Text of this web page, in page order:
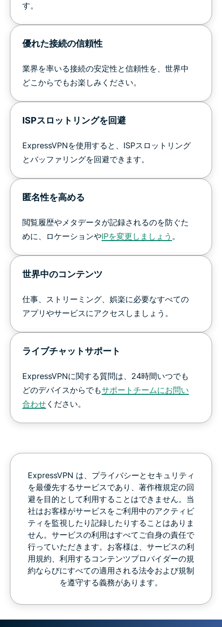
す。
優れた接続の信頼性
業界を率いる接続の安定性と信頼性を、世界中
どこからでもお楽しみください。
ISPスロットリングを回避
ExpressVPNを使用すると、ISPスロットリング
とバッファリングを回避できます。
匿名性を高める
閲覧履歴やメタデータが記録されるのを防ぐた
めに、ロケーションやIPを変更しましょう 。
世界中のコンテンツ
仕事、ストリーミング、娯楽に必要なすべての
アプリやサービスにアクセスしましょう。
ライブチャットサポート
ExpressVPNに関する質問は、24時間いつでも
どのデバイスからでもサポートチームにお問い
合わせ ください。
ExpressVPN は、プライバシーとセキュリティ
を最優先するサービスであり、著作権規定の回
避を目的として利用することはできません。当
社はお客様がサービスをご利用中のアクティビ
ティを監視したり記録したりすることはありま
せん。サービスの利用はすべてご自身の責任で
行っていただきます。お客様は、サービスの利
用規約、利用するコンテンツプロバイダーの規
約ならびにすべての適用される法令および規制
を遵守する義務があります。